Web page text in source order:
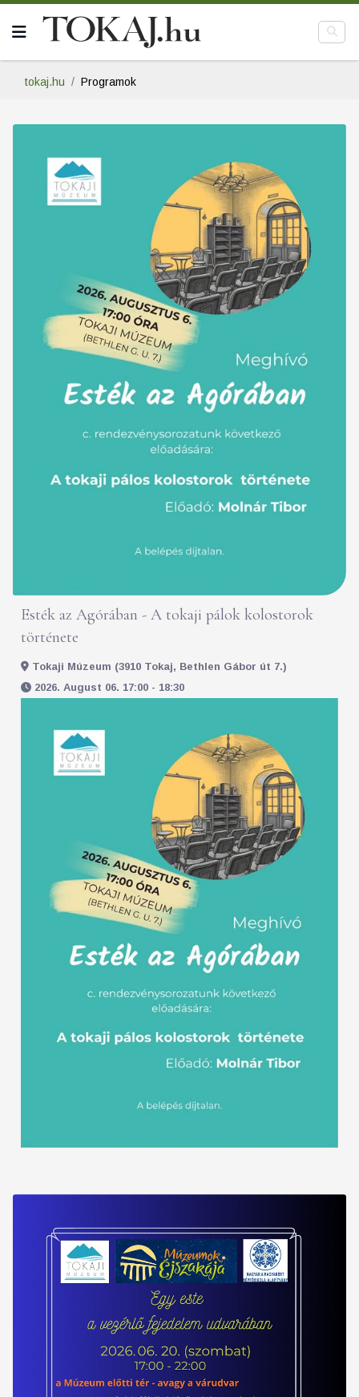
tokaj.hu Programok
Esték az Agórában - A tokaji pálok kolostorok
története
Tokaji Múzeum (3910 Tokaj, Bethlen Gábor út 7.)
2026. August 06. 17:00 - 18:30